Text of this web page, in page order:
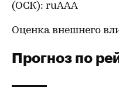
(ОСК): ruAAA
Оценка внешнего
Прогноз по